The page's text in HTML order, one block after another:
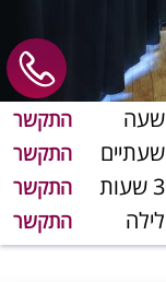
שעה התקשר
שעתיים התקשר
3 שעות התקשר
לילה התקשר